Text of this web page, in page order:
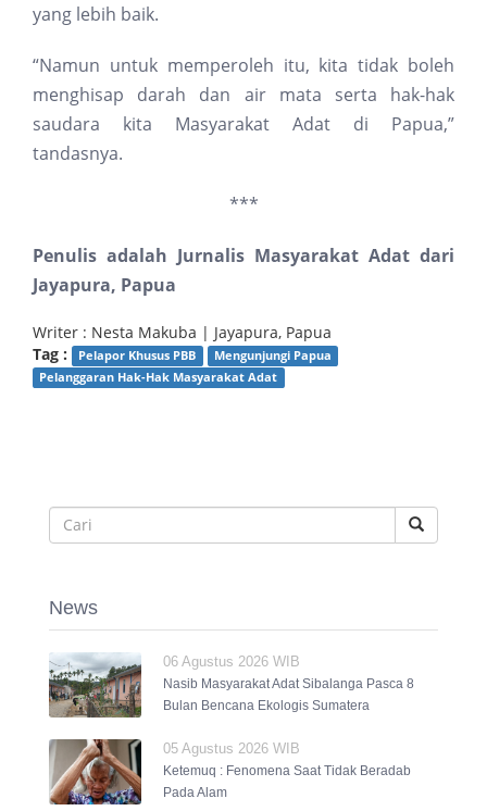
yang lebih baik.
“Namun untuk memperoleh itu, kita tidak boleh
menghisap darah dan air mata serta hak-hak
saudara kita Masyarakat Adat di Papua,”
tandasnya.
***
Penulis adalah Jurnalis Masyarakat Adat dari
Jayapura, Papua
Writer : Nesta Makuba | Jayapura, Papua
Tag :
Pelapor Khusus PBB
Mengunjungi Papua
Pelanggaran Hak-Hak Masyarakat Adat
News
06 Agustus 2026 WIB
Nasib Masyarakat Adat Sibalanga Pasca 8
Bulan Bencana Ekologis Sumatera
05 Agustus 2026 WIB
Ketemuq : Fenomena Saat Tidak Beradab
Pada Alam